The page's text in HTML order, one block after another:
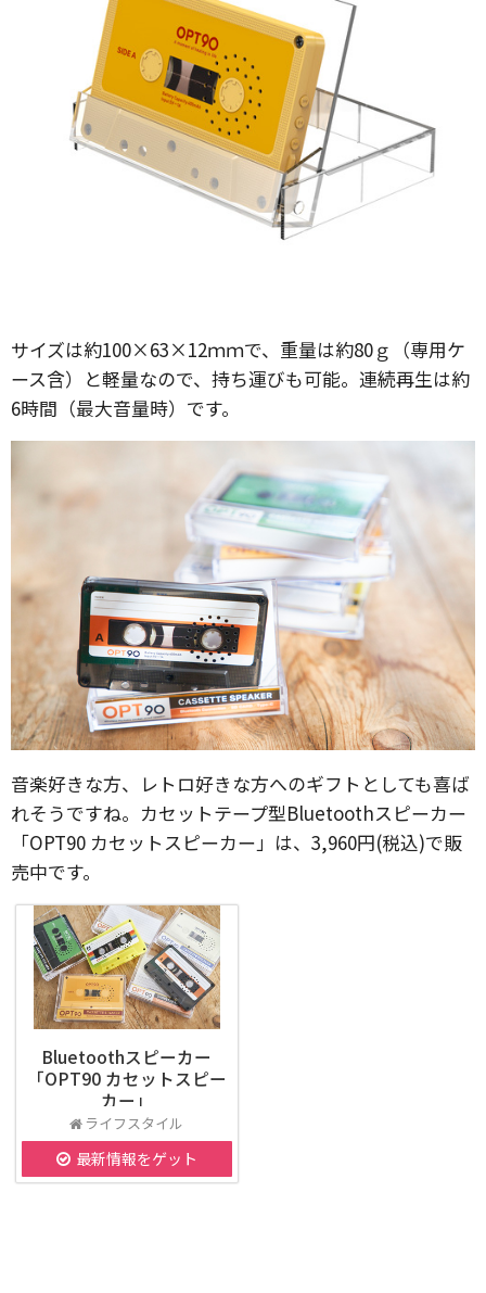
サイズは約100×63×12ｍｍで、重量は約80ｇ（専用ケ
ース含）と軽量なので、持ち運びも可能。連続再生は約
6時間（最大音量時）です。
音楽好きな方、レトロ好きな方へのギフトとしても喜ば
れそうですね。カセットテープ型Bluetoothスピーカー
「OPT90 カセットスピーカー」は、3,960円(税込)で販
売中です。
Bluetoothスピーカー
「OPT90 カセットスピー
カー」
ライフスタイル
最新情報をゲット